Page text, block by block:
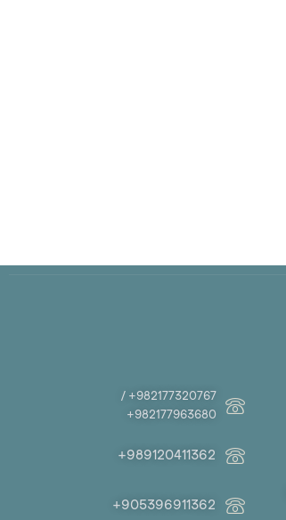
982177320767+ /
982177963680+
989120411362+
905396911362+